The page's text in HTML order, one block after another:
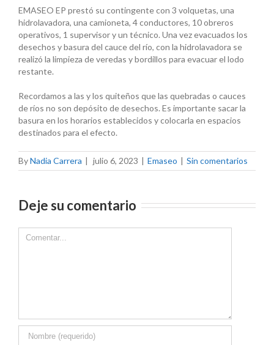
EMASEO EP prestó su contingente con 3 volquetas, una
hidrolavadora, una camioneta, 4 conductores, 10 obreros
operativos, 1 supervisor y un técnico. Una vez evacuados los
desechos y basura del cauce del río, con la hidrolavadora se
realizó la limpieza de veredas y bordillos para evacuar el lodo
restante.
Recordamos a las y los quiteños que las quebradas o cauces
de ríos no son depósito de desechos. Es importante sacar la
basura en los horarios establecidos y colocarla en espacios
destinados para el efecto.
ByNadia Carrera | julio 6, 2023 | Emaseo | Sin comentarios
Deje su comentario
Comment